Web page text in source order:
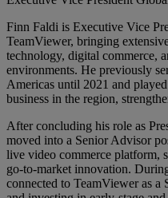
Finn Faldi is Executive Vice
TeamViewer, bringing
technology, digital commerce,
environments. He previously
Americas until 2021 and
business in the region,
After concluding his role as
moved into a Senior Advisor
live video commerce platform,
go-to-market innovation.
connected to TeamViewer as